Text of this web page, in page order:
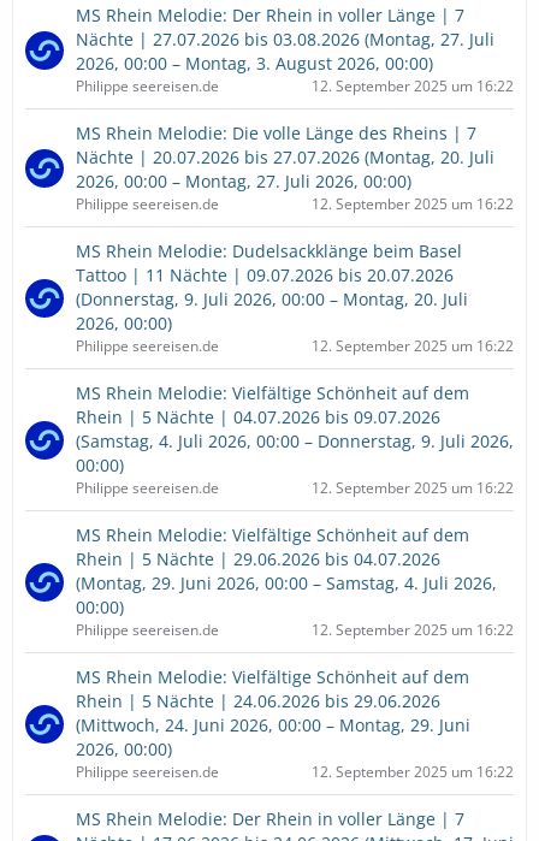
MS Rhein Melodie: Der Rhein in voller Länge | 7
Nächte | 27.07.2026 bis 03.08.2026 (Montag, 27. Juli
2026, 00:00 – Montag, 3. August 2026, 00:00)
Philippe seereisen.de 12. September 2025 um 16:22
MS Rhein Melodie: Die volle Länge des Rheins | 7
Nächte | 20.07.2026 bis 27.07.2026 (Montag, 20. Juli
2026, 00:00 – Montag, 27. Juli 2026, 00:00)
Philippe seereisen.de 12. September 2025 um 16:22
MS Rhein Melodie: Dudelsackklänge beim Basel
Tattoo | 11 Nächte | 09.07.2026 bis 20.07.2026
(Donnerstag, 9. Juli 2026, 00:00 – Montag, 20. Juli
2026, 00:00)
Philippe seereisen.de 12. September 2025 um 16:22
MS Rhein Melodie: Vielfältige Schönheit auf dem
Rhein | 5 Nächte | 04.07.2026 bis 09.07.2026
(Samstag, 4. Juli 2026, 00:00 – Donnerstag, 9. Juli 2026,
00:00)
Philippe seereisen.de 12. September 2025 um 16:22
MS Rhein Melodie: Vielfältige Schönheit auf dem
Rhein | 5 Nächte | 29.06.2026 bis 04.07.2026
(Montag, 29. Juni 2026, 00:00 – Samstag, 4. Juli 2026,
00:00)
Philippe seereisen.de 12. September 2025 um 16:22
MS Rhein Melodie: Vielfältige Schönheit auf dem
Rhein | 5 Nächte | 24.06.2026 bis 29.06.2026
(Mittwoch, 24. Juni 2026, 00:00 – Montag, 29. Juni
2026, 00:00)
Philippe seereisen.de 12. September 2025 um 16:22
MS Rhein Melodie: Der Rhein in voller Länge | 7